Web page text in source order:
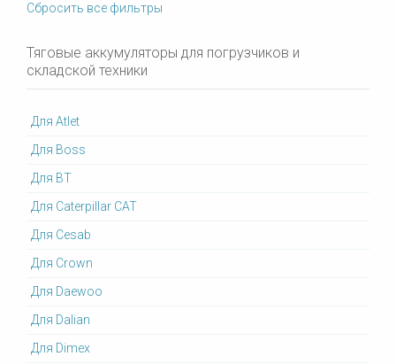
Сбросить все фильтры
Тяговые аккумуляторы для погрузчиков и
складской техники
Для Atlet
Для Boss
Для BT
Для Caterpillar CAT
Для Cesab
Для Crown
Для Daewoo
Для Dalian
Для Dimex